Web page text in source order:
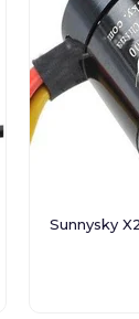
Sunnysky